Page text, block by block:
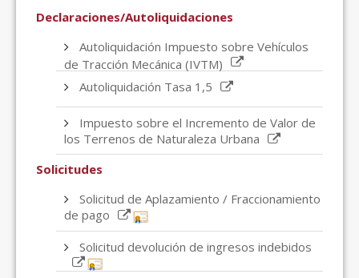
Declaraciones/Autoliquidaciones
Autoliquidación Impuesto sobre Vehículos
de Tracción Mecánica (IVTM)
Autoliquidación Tasa 1,5
Impuesto sobre el Incremento de Valor de
los Terrenos de Naturaleza Urbana
Solicitudes
Solicitud de Aplazamiento / Fraccionamiento
de pago
Solicitud devolución de ingresos indebidos